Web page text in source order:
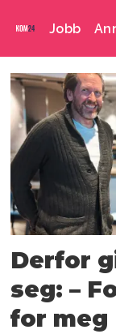
Jobb
Emne:
erik
Derfor
seg: –
for meg